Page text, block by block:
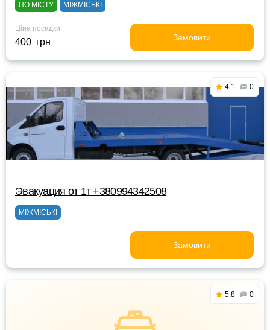
ПО МІСТУ МІЖМІСЬКІ
Ціна посадки
400 грн Замовити
4.1 0
Эвакуация от 1т +380994342508
МІЖМІСЬКІ
Замовити
5.8 0